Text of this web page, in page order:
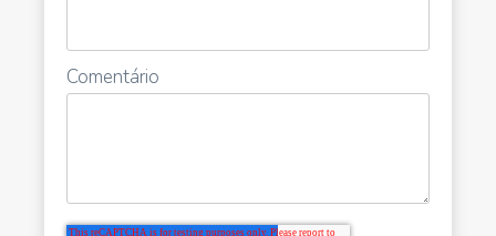
Comentário